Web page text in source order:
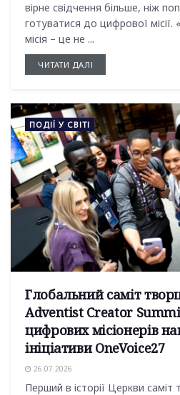
вірне свідчення більше, ніж
готуватися до цифрової
місія – це не ...
ЧИТАТИ ДАЛІ
ПОДІЇ У СВІТІ
Глобальний саміт
Adventist Creator
цифрових місіонерів
ініціативи OneVoice27
26.07.2026
Перший в історії Церкви саміт